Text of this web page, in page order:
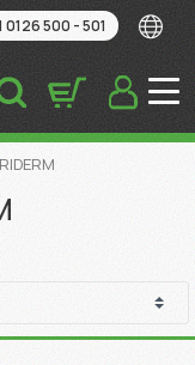
0126 500 - 501